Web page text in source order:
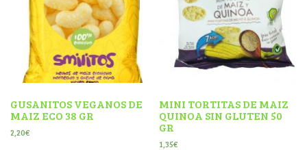
GUSANITOS VEGANOS DE
MAIZ ECO 38 GR
2,20€
MINI TORTITAS DE MAIZ
QUINOA SIN GLUTEN 50
GR
1,35€